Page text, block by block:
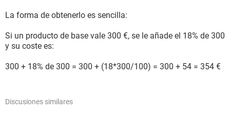
La forma de obtenerlo es sencilla:
Si un producto de base vale 300 €, se le añade el 18% de 300
y su coste es:
300 + 18% de 300 = 300 + (18*300/100) = 300 + 54 = 354 €
Discusiones similares